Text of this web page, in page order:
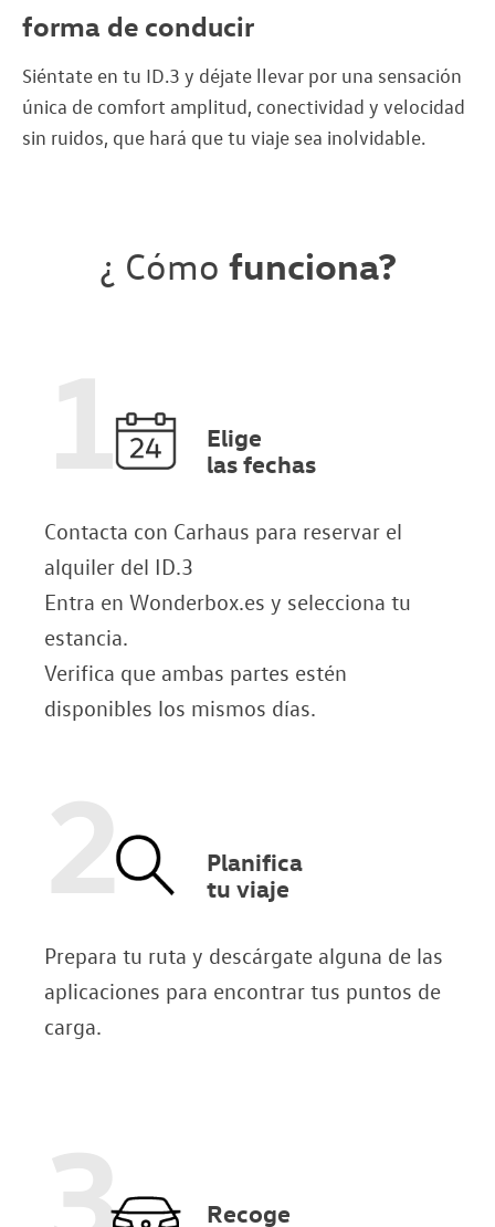
forma de conducir
Siéntate en tu ID.3 y déjate llevar por una sensación
única de comfort amplitud, conectividad y velocidad
sin ruidos, que hará que tu viaje sea inolvidable.
¿ Cómo funciona?
1
Elige
las fechas
Contacta con Carhaus para reservar el
alquiler del ID.3
Entra en Wonderbox.es y selecciona tu
estancia.
Verifica que ambas partes estén
disponibles los mismos días.
2
Planifica
tu viaje
Prepara tu ruta y descárgate alguna de las
aplicaciones para encontrar tus puntos de
carga.
3
Recoge